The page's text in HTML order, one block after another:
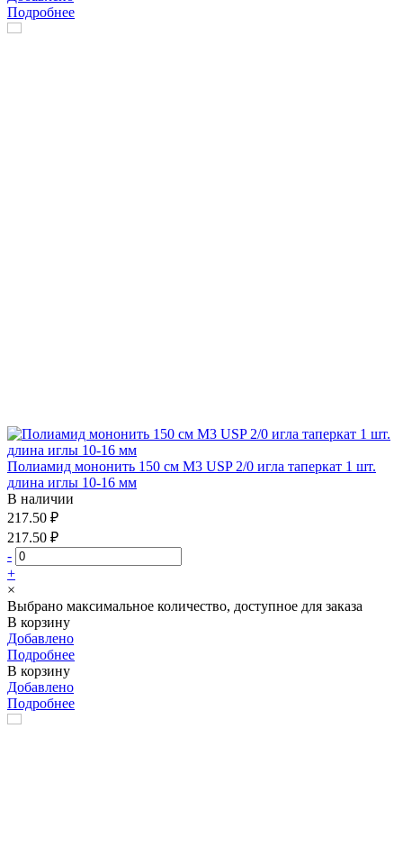
Подробнее
Полиамид мононить 150 см М3 USP 2/0 игла таперкат 1 шт.
длина иглы 10-16 мм
В наличии
217.50 ₽
217.50 ₽
-
+
×
Выбрано максимальное количество, доступное для заказа
В корзину
Добавлено
Подробнее
В корзину
Добавлено
Подробнее